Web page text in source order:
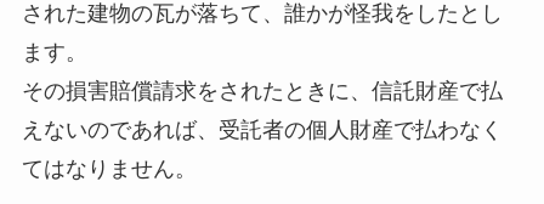
された建物の瓦が落ちて、誰かが怪我をしたとし
ます。
その損害賠償請求をされたときに、信託財産で払
えないのであれば、受託者の個人財産で払わなく
てはなりません。